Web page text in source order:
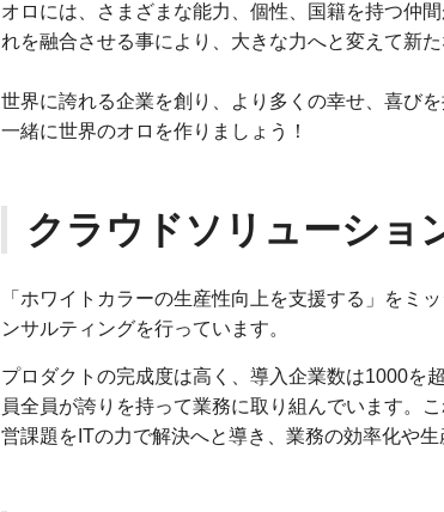
オロには、さまざまな能力、個性、国籍を持つ仲
れを融合させる事により、大きな力へと変えて新
世界に誇れる企業を創り、より多くの幸せ、喜びを
一緒に世界のオロを作りましょう！
クラウドソリューショ
「ホワイトカラーの生産性向上を支援する」をミ
ンサルティングを行っています。
プロダクトの完成度は高く、導入企業数は1000を
員全員が誇りを持って業務に取り組んでいます。
営課題をITの力で解決へと導き、業務の効率化や生